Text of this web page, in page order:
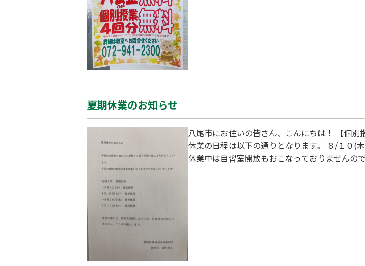
夏期休業のお知らせ
八尾市にお住いの皆さん、こんにちは！ 【個別
休業の日程は以下の通りとなります。 ８/１０(
休業中は自習室開放もおこなっておりません